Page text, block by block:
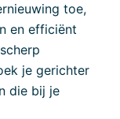
toe,
en efficiënt
je gerichter
die bij je